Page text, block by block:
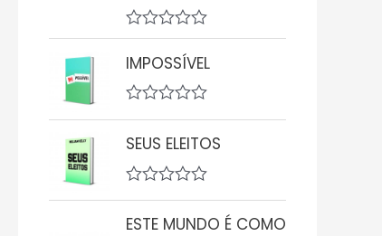
o
0
e
5
A
v
a
l
i
a
ã
o
0
5
IMPOSSÍVEL
a
i
ã
SEUS ELEITOS
a
ESTE MUNDO É COMO